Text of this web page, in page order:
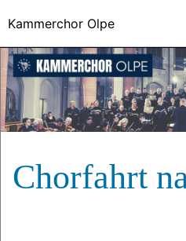
Chorfahrt
Kammerchor Olpe